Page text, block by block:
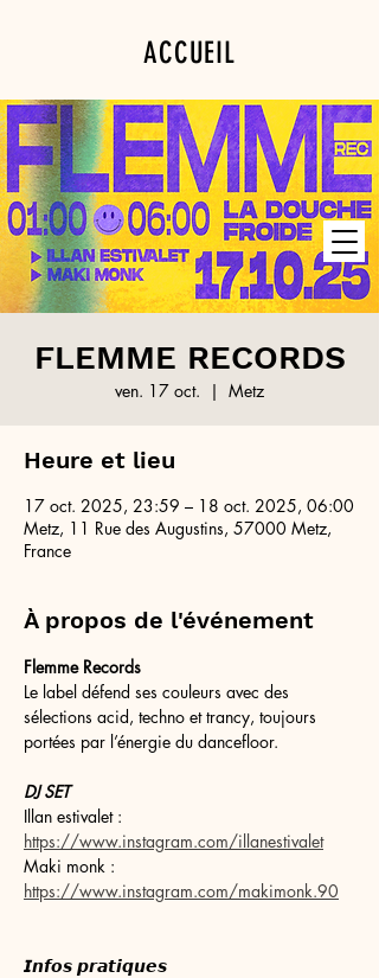
ACCUEIL
PROGRAMMATION
PRIVATISATION
FLEMME RECORDS
ven. 17 oct.
  |
Metz
Heure et lieu
17 oct. 2025, 23:59 – 18 oct. 2025, 06:00
Metz, 11 Rue des Augustins, 57000 Metz,
France
À propos de l'événement
Flemme Records
Le label défend ses couleurs avec des
sélections acid, techno et trancy, toujours
portées par l’énergie du dancefloor.
DJ SET
Illan estivalet :
https://www.instagram.com/illanestivalet
Maki monk :
https://www.instagram.com/makimonk.90
𝙄𝙣𝙛𝙤𝙨 𝙥𝙧𝙖𝙩𝙞𝙦𝙪𝙚𝙨